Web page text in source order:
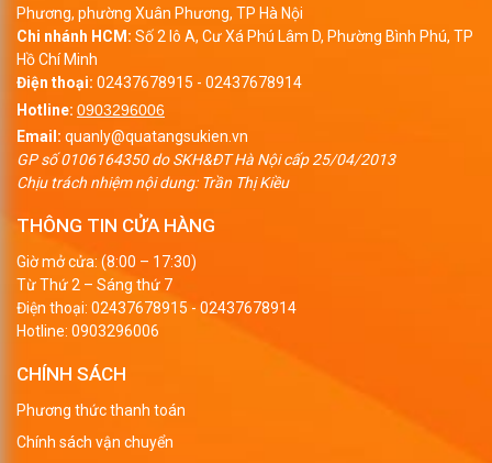
Phương, phường Xuân Phương, TP Hà Nội
Chi nhánh HCM: Số 2 lô A, Cư Xá Phú Lâm D, Phường Bình Phú, TP
Hồ Chí Minh
Điện thoại: 02437678915 - 02437678914
Hotline: 0903296006
Email: quanly@quatangsukien.vn
GP số 0106164350 do SKH&ĐT Hà Nội cấp 25/04/2013
Chịu trách nhiệm nội dung: Trần Thị Kiều
THÔNG TIN CỬA HÀNG
Giờ mở cửa: (8:00 – 17:30)
Từ Thứ 2 – Sáng thứ 7
Điện thoại: 02437678915 - 02437678914
Hotline: 0903296006
CHÍNH SÁCH
Phương thức thanh toán
Chính sách vận chuyển